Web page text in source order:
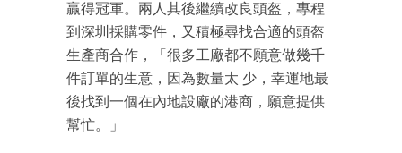
贏得冠軍。兩人其後繼續改良頭盔，專程
到深圳採購零件，又積極尋找合適的頭盔
生產商合作，「很多工廠都不願意做幾千
件訂單的生意，因為數量太 少，幸運地最
後找到一個在內地設廠的港商，願意提供
幫忙。」